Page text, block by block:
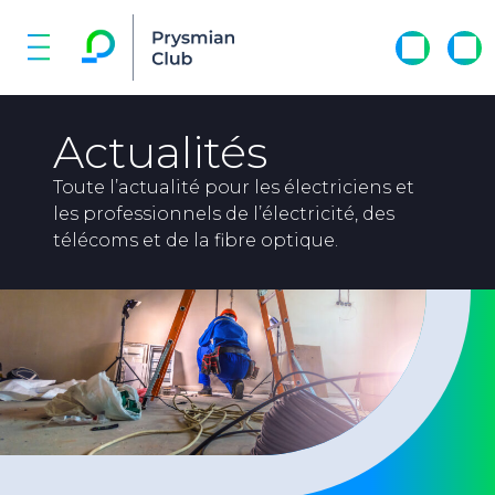
Actualités
Toute l’actualité pour les électriciens et
les professionnels de l’électricité, des
télécoms et de la fibre optique.